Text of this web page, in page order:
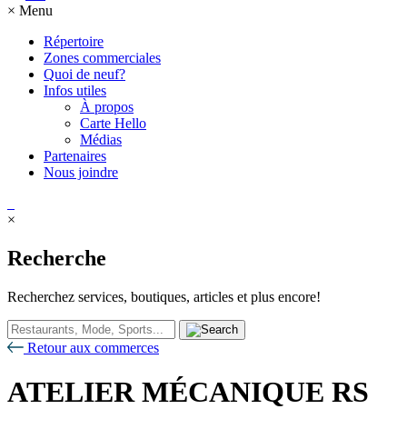
× Menu
Répertoire
Zones commerciales
Quoi de neuf?
Infos utiles
À propos
Carte Hello
Médias
Partenaires
Nous joindre
×
Recherche
Recherchez services, boutiques, articles et plus encore!
Retour aux commerces
ATELIER MÉCANIQUE RS